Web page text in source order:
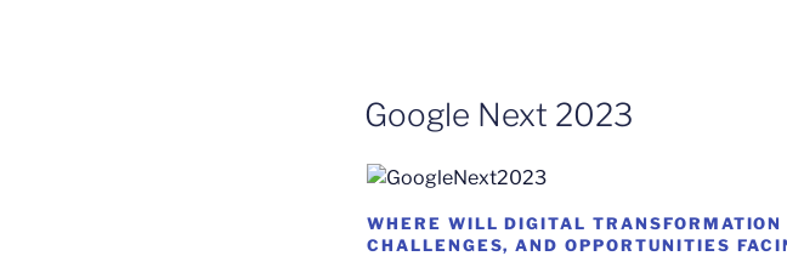
Google Next 2023
WHERE WILL DIGITAL
CHALLENGES, AND OPPORTUNITIES